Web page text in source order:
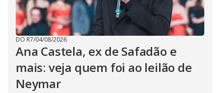
DO R7/04/08/2026
Ana Castela, ex de Safadão e
mais: veja quem foi ao leilão de
Neymar